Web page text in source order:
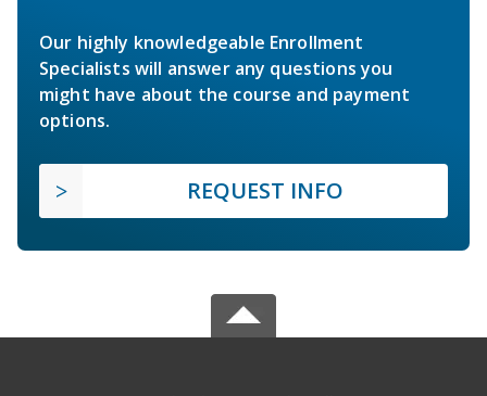
Our highly knowledgeable Enrollment
Specialists will answer any questions you
might have about the course and payment
options.
REQUEST INFO